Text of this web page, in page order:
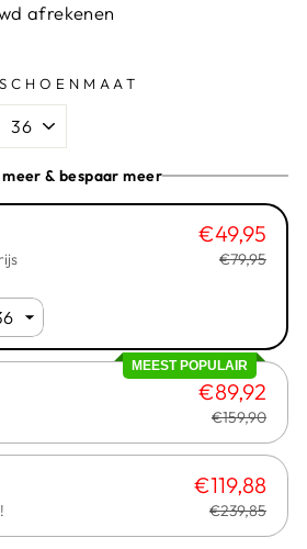
afrekenen
SCHOENMAAT
meer & bespaar meer
€49,95
€79,95
MEEST POPULAIR
€89,92
€159,90
€119,88
€239,85